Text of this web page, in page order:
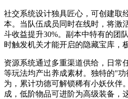
社交系统设计独具匠心，可创建取
本。当队伍成员同时在线时，将激
斗收益提升30%。副本中特有的团
时触发机关才能开启的隐藏宝库，
资源系统通过多重渠道供给，日常
等玩法均产出养成素材。独特的"
为，累计功德可解锁稀有小妖伙伴
成，低阶物品可进阶为高级装备，